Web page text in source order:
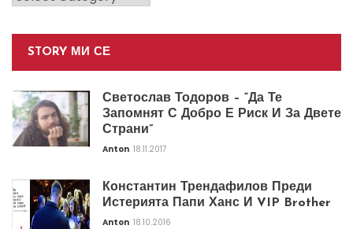
STORY МИ СЕ
Светослав Тодоров – “Да Те
Запомнят С Добро Е Риск И За Двете
Страни”
Anton 18.11.2017
Константин Трендафилов Преди
Истерията Папи Ханс И VIP Brother
Anton 18.10.2016